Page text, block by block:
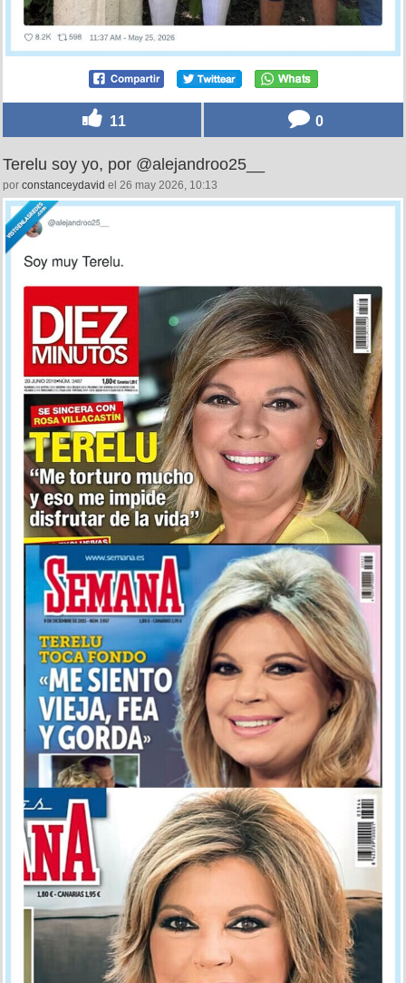
11 0
Terelu soy yo, por @alejandroo25__
por constanceydavid el 26 may 2026, 10:13